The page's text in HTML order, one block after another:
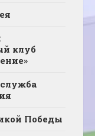
клуб
Победы